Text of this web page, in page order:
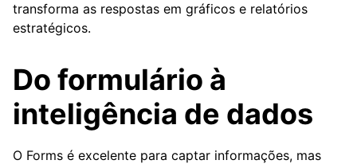
transforma as respostas em gráficos e relatórios
estratégicos.
Do formulário à
inteligência de dados
O Forms é excelente para captar informações, mas